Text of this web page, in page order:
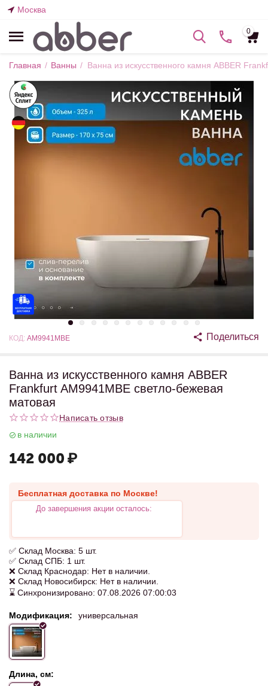
Москва
0
Главная / Ванны / Ванна из искусственного камня ABBER
КОД: AM9941MBE Поделиться
Ванна из искусственного камня ABBER
Frankfurt AM9941MBE светло-бежевая
матовая
Написать отзыв
в наличии
142 000 ₽
Бесплатная доставка по Москве!
До завершения акции осталось:
✅ Склад Москва: 5 шт.
✅ Склад СПБ: 1 шт.
❌ Склад Краснодар: Нет в наличии.
❌ Склад Новосибирск: Нет в наличии.
⌛ Синхронизировано: 07.08.2026 07:00:03
Модификация: универсальная
Длина, см: